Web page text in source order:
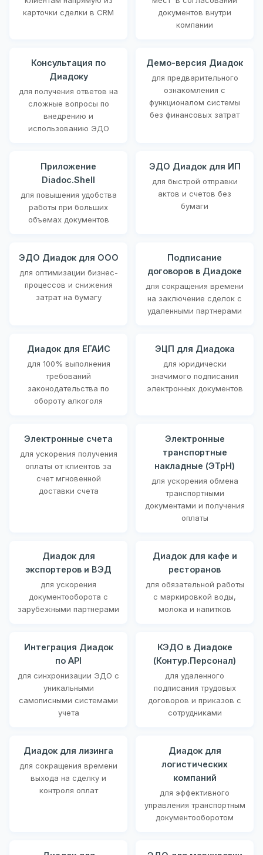
карточки сделки в CRM
документов внутри
компании
Консультация по
Диадоку
для получения ответов на
сложные вопросы по
внедрению и
использованию ЭДО
Демо-версия Диадок
для предварительного
ознакомления с
функционалом системы
без финансовых затрат
Приложение
Diadoc.Shell
для повышения удобства
работы при больших
объемах документов
ЭДО Диадок для ИП
для быстрой отправки
актов и счетов без
бумаги
ЭДО Диадок для ООО
для оптимизации бизнес-
процессов и снижения
затрат на бумагу
Подписание
договоров в Диадоке
для сокращения времени
на заключение сделок с
удаленными партнерами
Диадок для ЕГАИС
для 100% выполнения
требований
законодательства по
обороту алкоголя
ЭЦП для Диадока
для юридически
значимого подписания
электронных документов
Электронные счета
для ускорения получения
оплаты от клиентов за
счет мгновенной
доставки счета
Электронные
транспортные
накладные (ЭТрН)
для ускорения обмена
транспортными
документами и получения
оплаты
Диадок для
экспортеров и ВЭД
для ускорения
документооборота с
зарубежными партнерами
Диадок для кафе и
ресторанов
для обязательной работы
с маркировкой воды,
молока и напитков
Интеграция Диадок
по API
для синхронизации ЭДО с
уникальными
самописными системами
учета
КЭДО в Диадоке
(Контур.Персонал)
для удаленного
подписания трудовых
договоров и приказов с
сотрудниками
Диадок для лизинга
для сокращения времени
выхода на сделку и
контроля оплат
Диадок для
логистических
компаний
для эффективного
управления транспортным
документооборотом